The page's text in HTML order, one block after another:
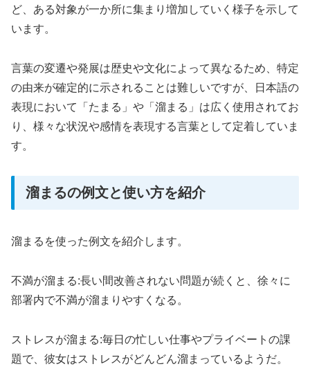
ど、ある対象が一か所に集まり増加していく様子を示して
います。
言葉の変遷や発展は歴史や文化によって異なるため、特定
の由来が確定的に示されることは難しいですが、日本語の
表現において「たまる」や「溜まる」は広く使用されてお
り、様々な状況や感情を表現する言葉として定着していま
す。
溜まるの例文と使い方を紹介
溜まるを使った例文を紹介します。
不満が溜まる:長い間改善されない問題が続くと、徐々に
部署内で不満が溜まりやすくなる。
ストレスが溜まる:毎日の忙しい仕事やプライベートの課
題で、彼女はストレスがどんどん溜まっているようだ。